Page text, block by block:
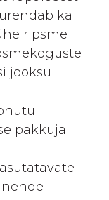
ka
ripsme
jooksul.
pakkuja